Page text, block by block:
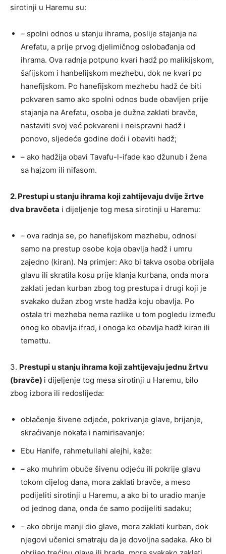
sirotinji u Haremu su:
– spolni odnos u stanju ihrama, poslije stajanja na
Arefatu, a prije prvog djelimičnog oslobađanja od
ihrama. Ova radnja potpuno kvari hadž po malikijskom,
šafijskom i hanbelijskom mezhebu, dok ne kvari po
hanefijskom. Po hanefijskom mezhebu hadž će biti
pokvaren samo ako spolni odnos bude obavljen prije
stajanja na Arefatu, osoba je dužna zaklati bravče,
nastaviti svoj već pokvareni i neispravni hadž i
ponovo, sljedeće godine doći i obaviti hadž;
– ako hadžija obavi Tavafu-l-ifade kao džunub i žena
sa hajzom ili nifasom.
2. Prestupi u stanju ihrama koji zahtijevaju dvije žrtve
dva bravčeta i dijeljenje tog mesa sirotinji u Haremu:
– ova radnja se, po hanefijskom mezhebu, odnosi
samo na prestup osobe koja obavlja hadž i umru
zajedno (kiran). Na primjer: Ako bi takva osoba obrijala
glavu ili skratila kosu prije klanja kurbana, onda mora
zaklati jedan kurban zbog tog prestupa i drugi koji je
svakako dužan zbog vrste hadža koju obavlja. Po
ostala tri mezheba nema razlike u tom pogledu između
onog ko obavlja ifrad, i onoga ko obavlja hadž kiran ili
temettu.
3. Prestupi u stanju ihrama koji zahtijevaju jednu žrtvu
(bravče) i dijeljenje tog mesa sirotinji u Haremu, bilo
zbog izbora ili redoslijeda:
oblačenje šivene odjeće, pokrivanje glave, brijanje,
skraćivanje nokata i namirisavanje:
Ebu Hanife, rahmetullahi alejhi, kaže:
– ako muhrim obuče šivenu odjeću ili pokrije glavu
tokom cijelog dana, mora zaklati bravče, a meso
podijeliti sirotinji u Haremu, a ako bi to uradio manje
od jednog dana, onda će samo podijeliti sadaku;
– ako obrije manji dio glave, mora zaklati kurban, dok
njegovi učenici smatraju da je dovoljna sadaka. Ako bi